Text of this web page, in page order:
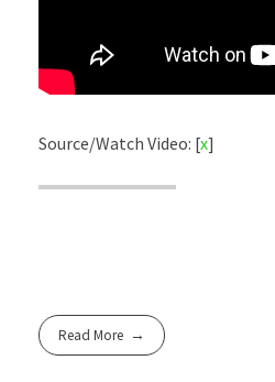
Source/Watch Video: [x]
Read More